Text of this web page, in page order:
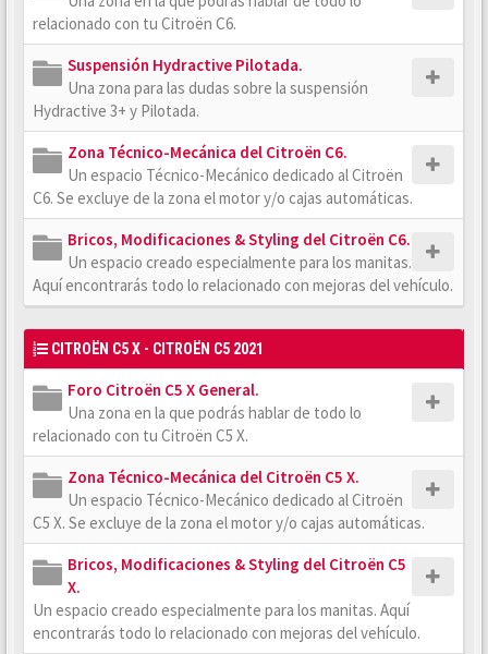
relacionado con tu Citroën C6.
Suspensión Hydractive Pilotada.
Una zona para las dudas sobre la suspensión
Hydractive 3+ y Pilotada.
Zona Técnico-Mecánica del Citroën C6.
Un espacio Técnico-Mecánico dedicado al Citroën
C6. Se excluye de la zona el motor y/o cajas automáticas.
Bricos, Modificaciones & Styling del Citroën C6.
Un espacio creado especialmente para los manitas.
Aquí encontrarás todo lo relacionado con mejoras del vehículo.
CITROËN C5 X - CITROËN C5 2021
Foro Citroën C5 X General.
Una zona en la que podrás hablar de todo lo
relacionado con tu Citroën C5 X.
Zona Técnico-Mecánica del Citroën C5 X.
Un espacio Técnico-Mecánico dedicado al Citroën
C5 X. Se excluye de la zona el motor y/o cajas automáticas.
Bricos, Modificaciones & Styling del Citroën C5
X.
Un espacio creado especialmente para los manitas. Aquí
encontrarás todo lo relacionado con mejoras del vehículo.